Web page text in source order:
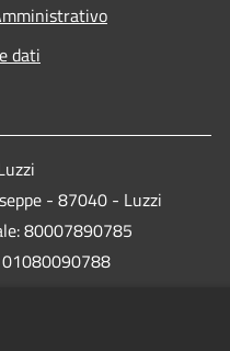
dati
- 87040 - Luzzi
80007890785